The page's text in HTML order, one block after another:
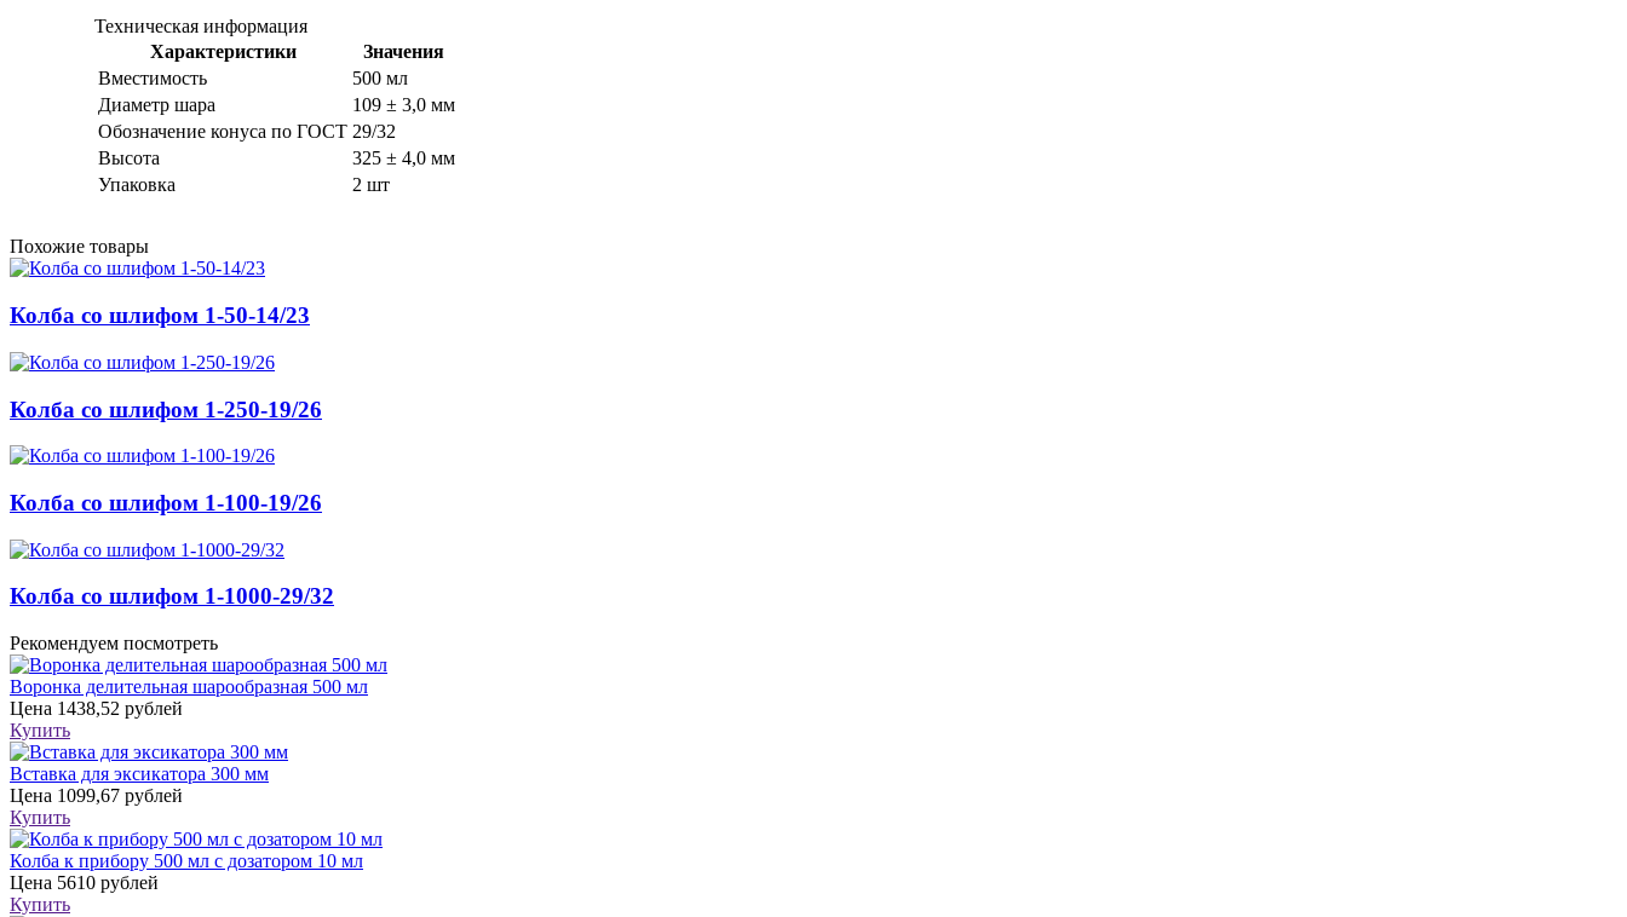
Техническая информация
Характеристики
Значения
Вместимость
500 мл
Диаметр шара
109 ± 3,0 мм
Обозначение конуса по ГОСТ 29/32
Высота
325 ± 4,0 мм
Упаковка
2 шт
Похожие товары
Колба со шлифом 1-50-14/23
Колба со шлифом 1-250-19/26
Колба со шлифом 1-100-19/26
Колба со шлифом 1-1000-29/32
Рекомендуем посмотреть
Воронка делительная шарообразная 500 мл
Цена 1438,52 рублей
Купить
Вставка для эксикатора 300 мм
Цена 1099,67 рублей
Купить
Колба к прибору 500 мл с дозатором 10 мл
Цена 5610 рублей
Купить